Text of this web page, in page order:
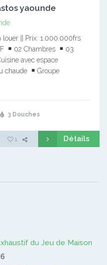
yaounde
louer || Prix: 1.000.000frs
02 Chambres
03
avec espace
chaude
Groupe
3 Douches
1 Détails
du Jeu de Maison